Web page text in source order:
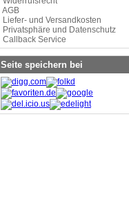
AGB
Liefer- und Versandkosten
Privatsphäre und Datenschutz
Callback Service
Seite speichern bei